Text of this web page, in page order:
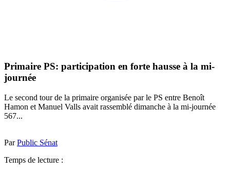
Primaire PS: participation en forte hausse à la mi-
journée
Le second tour de la primaire organisée par le PS entre Benoît
Hamon et Manuel Valls avait rassemblé dimanche à la mi-journée
567...
ParPublic Sénat
Temps de lecture :